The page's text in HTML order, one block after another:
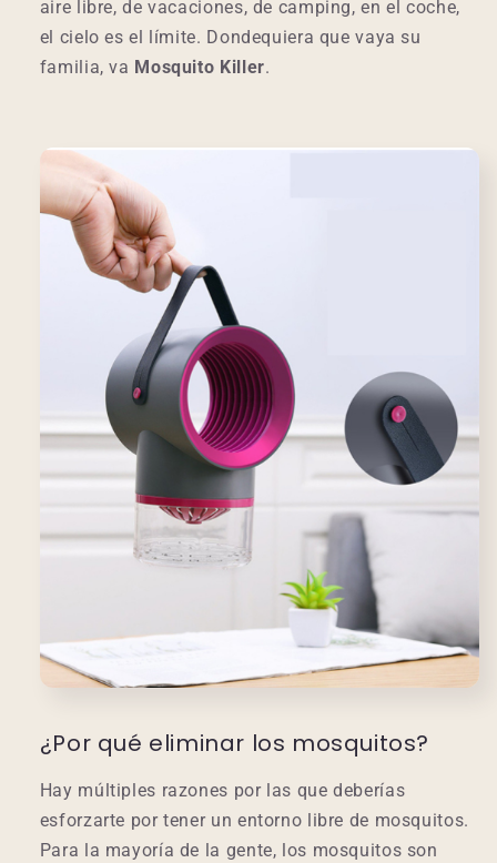
aire libre, de vacaciones, de camping, en el coche,
el cielo es el límite. Dondequiera que vaya su
familia, va Mosquito Killer.
¿Por qué eliminar los mosquitos?
Hay múltiples razones por las que deberías
esforzarte por tener un entorno libre de mosquitos.
Para la mayoría de la gente, los mosquitos son